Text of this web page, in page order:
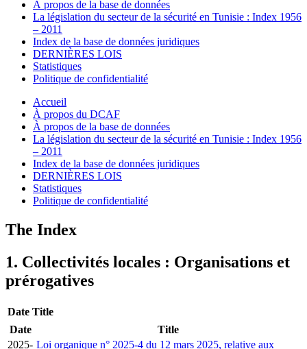
À propos de la base de données
La législation du secteur de la sécurité en Tunisie : Index 1956
– 2011
Index de la base de données juridiques
DERNIÈRES LOIS
Statistiques
Politique de confidentialité
Accueil
À propos du DCAF
À propos de la base de données
La législation du secteur de la sécurité en Tunisie : Index 1956
– 2011
Index de la base de données juridiques
DERNIÈRES LOIS
Statistiques
Politique de confidentialité
The Index
1. Collectivités locales : Organisations et
prérogatives
Date Title
Date
Title
2025- Loi organique n° 2025-4 du 12 mars 2025, relative aux